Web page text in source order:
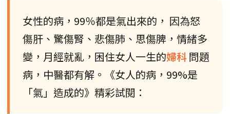
女性的病，99％都是氣出來的， 因為怒
傷肝、驚傷腎、悲傷肺、思傷脾，情緒多
變，月經就亂，困住女人一生的婦科問題
病，中醫都有解。《女人的病，99%是
「氣」造成的》精彩試閱：